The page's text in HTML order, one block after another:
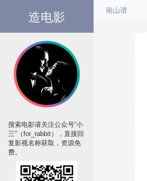
造电影 南山谱
搜索电影请关注公众号“小
三”（for_rabbit），直接回
复影视名称获取，资源免
费。